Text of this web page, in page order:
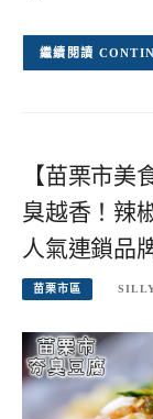
【苗栗市
臭越香！辣
人氣連鎖品
苗栗市區